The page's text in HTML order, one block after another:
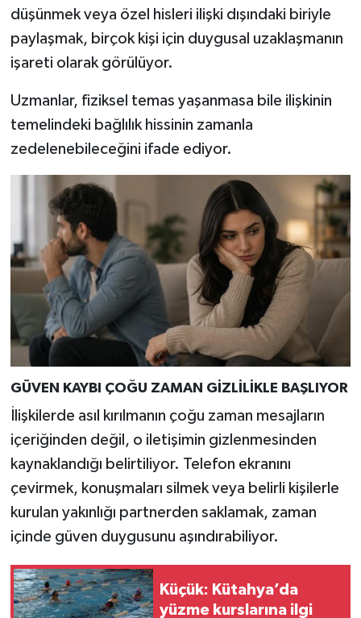
düşünmek veya özel hisleri ilişki dışındaki biriyle
paylaşmak, birçok kişi için duygusal uzaklaşmanın
işareti olarak görülüyor.
Uzmanlar, fiziksel temas yaşanmasa bile ilişkinin
temelindeki bağlılık hissinin zamanla
zedelenebileceğini ifade ediyor.
GÜVEN KAYBI ÇOĞU ZAMAN GİZLİLİKLE BAŞLIYOR
İlişkilerde asıl kırılmanın çoğu zaman mesajların
içeriğinden değil, o iletişimin gizlenmesinden
kaynaklandığı belirtiliyor. Telefon ekranını
çevirmek, konuşmaları silmek veya belirli kişilerle
kurulan yakınlığı partnerden saklamak, zaman
içinde güven duygusunu aşındırabiliyor.
Küçük: Kütahya’da
yüzme kurslarına ilgi
Şaphane
Simav
Siyaset
Spor
Tavşanlı
Teknoloji
Türkiye
Video Galeri
Yaşam
Yemek Tarifleri